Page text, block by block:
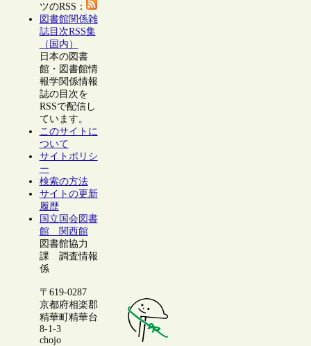
ツのRSS：
図書館関係雑
誌目次RSS集
（国内）
日本の図書
館・図書館情
報学関係情報
誌の目次を
RSSで配信し
ています。
このサイトに
ついて
サイトポリシ
ー
検索の方法
サイトの更新
履歴
国立国会図書
館 関西館
図書館協力
課 調査情報
係
〒619-0287
京都府相楽郡
精華町精華台
8-1-3
chojo